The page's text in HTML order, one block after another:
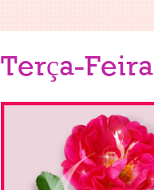
Terça-Feira